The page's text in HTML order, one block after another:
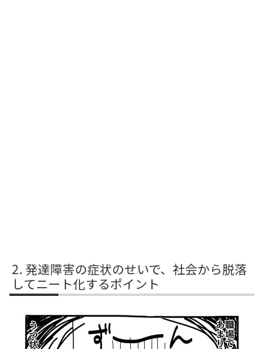
発達障害の症状のせいで、社会から脱落
してニート化するポイント